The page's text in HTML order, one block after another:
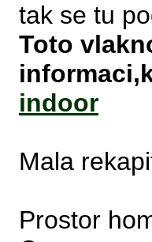
tak se tu
Toto
indoor
Mala
Prostor